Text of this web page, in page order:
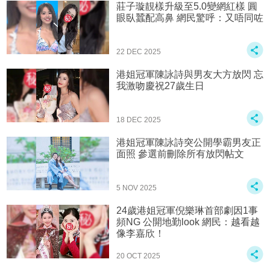
莊子璇靚樣升級至5.0變網紅樣 圓
眼臥蠶配高鼻 網民驚呼：又唔同咗
22 DEC 2025
港姐冠軍陳詠詩與男友大方放閃 忘
我激吻慶祝27歲生日
18 DEC 2025
港姐冠軍陳詠詩突公開學霸男友正
面照 參選前刪除所有放閃帖文
5 NOV 2025
24歲港姐冠軍倪樂琳首部劇因1事
頻NG 公開地勤look 網民：越看越
像李嘉欣！
20 OCT 2025